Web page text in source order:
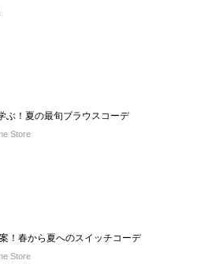
ぶ！夏の最旬ブラウスコーデ
Store
！春から夏へのスイッチコーデ
Store